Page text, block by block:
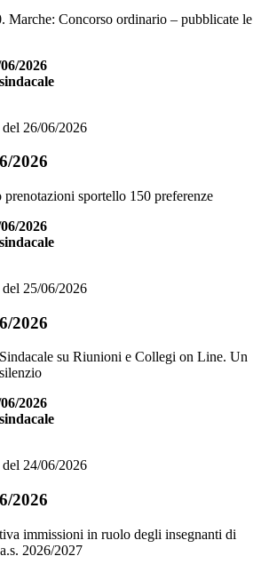
Marche: Concorso ordinario – pubblicate le
2026
26/06/2026
2026
sportello 150 preferenze
2026
25/06/2026
2026
su Riunioni e Collegi on Line. Un
2026
24/06/2026
2026
immissioni in ruolo degli insegnanti di
2026/2027